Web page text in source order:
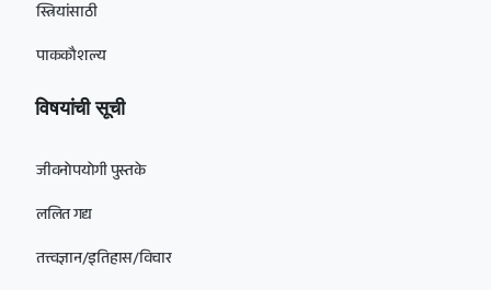
स्त्रियांसाठी
पाककौशल्य
विषयांची सूची
जीवनोपयोगी पुस्तके
ललित गद्य
तत्त्वज्ञान/इतिहास/विचार